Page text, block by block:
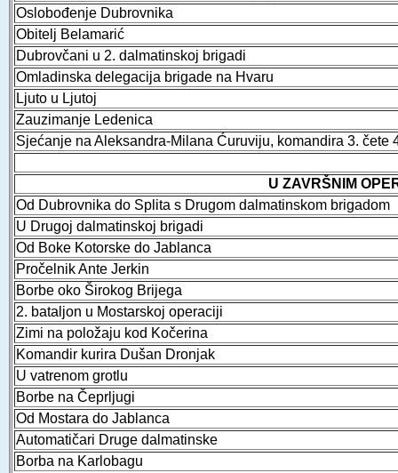
Oslobođenje Dubrovnika
Obitelj Belamarić
Dubrovčani u 2. dalmatinskoj brigadi
Omladinska delegacija brigade na Hvaru
Ljuto u Ljutoj
Zauzimanje Ledenica
Sjećanje na Aleksandra-Milana Ćuruviju, komandira 3. čete
U ZAVRŠNIM
Od Dubrovnika do Splita s Drugom dalmatinskom brigadom
U Drugoj dalmatinskoj brigadi
Od Boke Kotorske do Jablanca
Pročelnik Ante Jerkin
Borbe oko Širokog Brijega
2. bataljon u Mostarskoj operaciji
Zimi na položaju kod Kočerina
Komandir kurira Dušan Dronjak
U vatrenom grotlu
Borbe na Čeprljugi
Od Mostara do Jablanca
Automatičari Druge dalmatinske
Borba na Karlobagu